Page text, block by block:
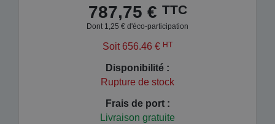
787,75 € TTC
Dont 1,25 € d'éco-participation
Soit 656.46 € HT
Disponibilité :
Rupture de stock
Frais de port :
Livraison gratuite